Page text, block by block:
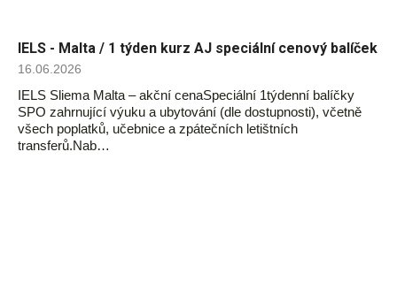
IELS - Malta / 1 týden kurz AJ speciální cenový balíček
16.06.2026
IELS Sliema Malta – akční cenaSpeciální 1týdenní balíčky
SPO zahrnující výuku a ubytování (dle dostupnosti), včetně
všech poplatků, učebnice a zpátečních letištních
transferů.Nab…